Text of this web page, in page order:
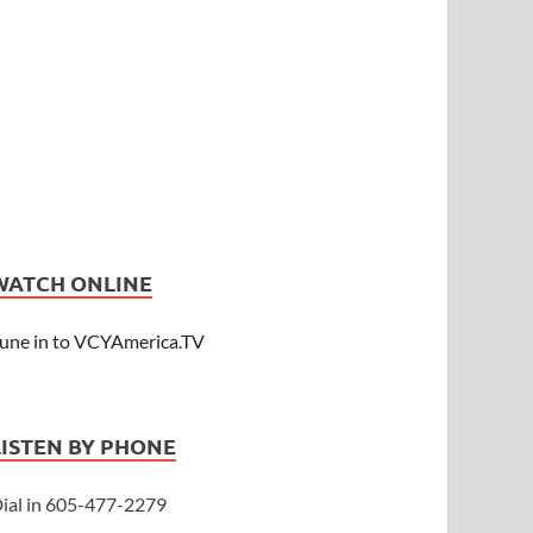
ONLINE
in to VCYAmerica.TV
BY PHONE
in 605-477-2279